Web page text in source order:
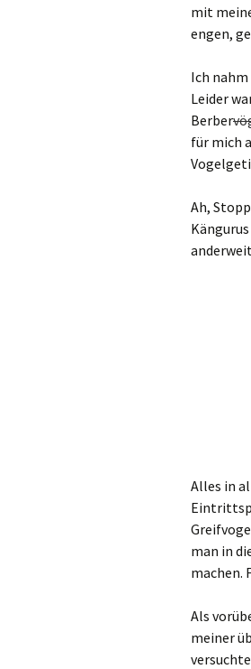
mit
engen,
Ich
Leider
Berber
für mich
Ah,
Alles in
man in
machen.
Als
meiner